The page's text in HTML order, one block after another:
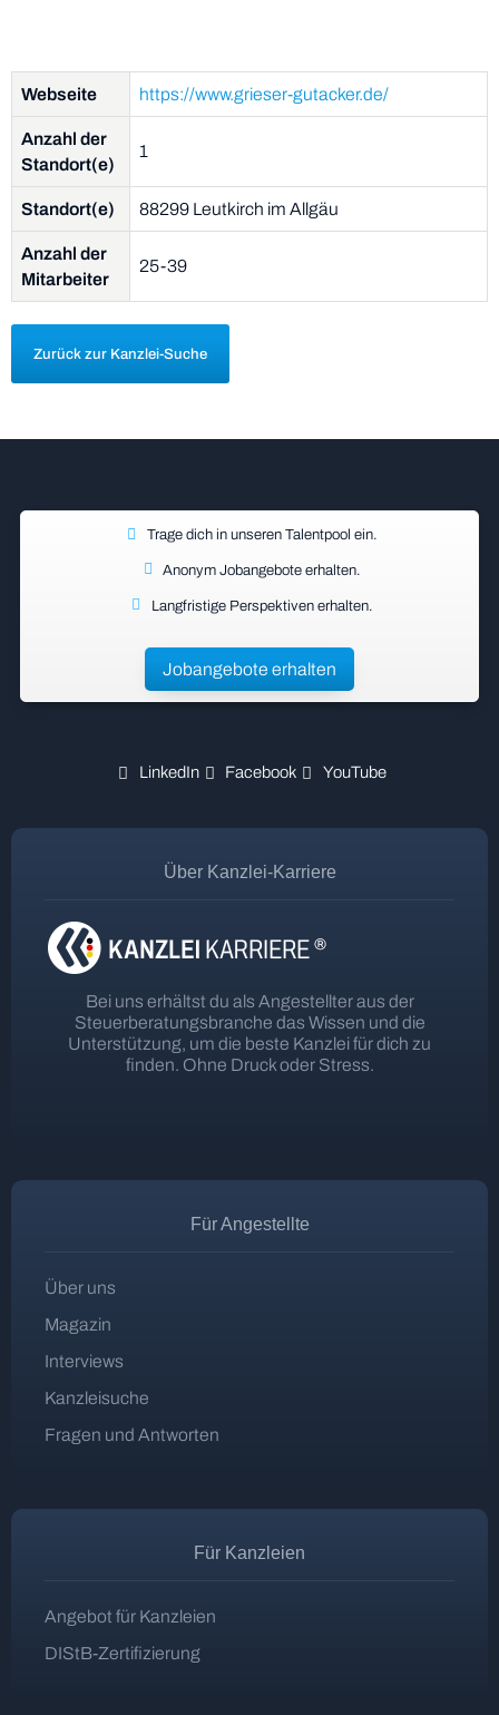
Webseite https://www.grieser-gutacker.de/
Anzahl der
Standort(e)
1
Standort(e) 88299 Leutkirch im Allgäu
Anzahl der
Mitarbeiter
25-39
Zurück zur Kanzlei-Suche
Trage dich in unseren Talentpool ein.
Anonym Jobangebote erhalten.
Langfristige Perspektiven erhalten.
Jobangebote erhalten
LinkedIn Facebook YouTube
Über Kanzlei-Karriere
Bei uns erhältst du als Angestellter aus der
Steuerberatungsbranche das Wissen und die
Unterstützung, um die beste Kanzlei für dich zu
finden. Ohne Druck oder Stress.
Für Angestellte
Über uns
Magazin
Interviews
Kanzleisuche
Fragen und Antworten
Für Kanzleien
Angebot für Kanzleien
DIStB-Zertifizierung